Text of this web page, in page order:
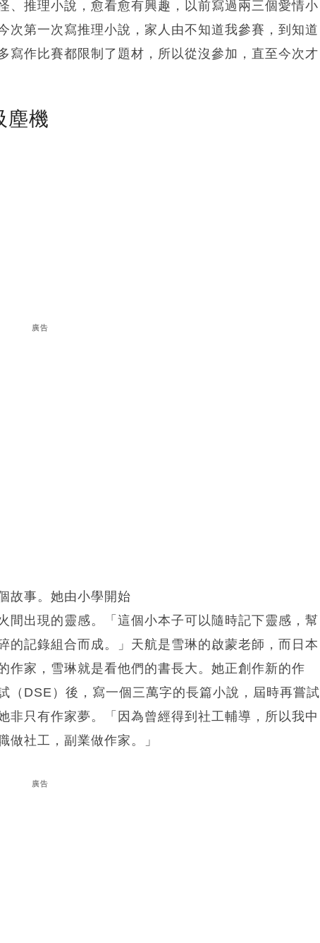
、推理小說，愈看愈有興趣，以前寫過兩三個愛情小
次第一次寫推理小說，家人由不知道我參賽，到知道
寫作比賽都限制了題材，所以從沒參加，直至今次才
塵機
廣告
故事。她由小學開始
間出現的靈感。「這個小本子可以隨時記下靈感，幫
的記錄組合而成。」天航是雪琳的啟蒙老師，而日本
作家，雪琳就是看他們的書長大。她正創作新的作
（DSE）後，寫一個三萬字的長篇小說，屆時再嘗試
非只有作家夢。「因為曾經得到社工輔導，所以我中
做社工，副業做作家。」
廣告